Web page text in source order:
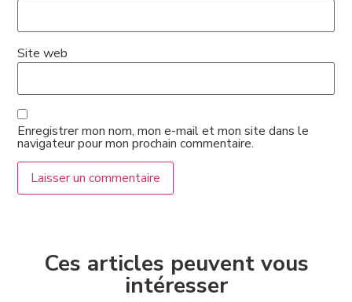
Site web
Enregistrer mon nom, mon e-mail et mon site dans le
navigateur pour mon prochain commentaire.
Ces articles peuvent vous
intéresser